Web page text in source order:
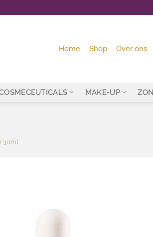
Home Shop Over ons
MAKE-UP
30ml